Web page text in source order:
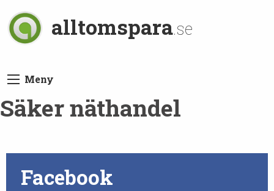
alltomspara.se
Meny
Säker näthandel
Facebook